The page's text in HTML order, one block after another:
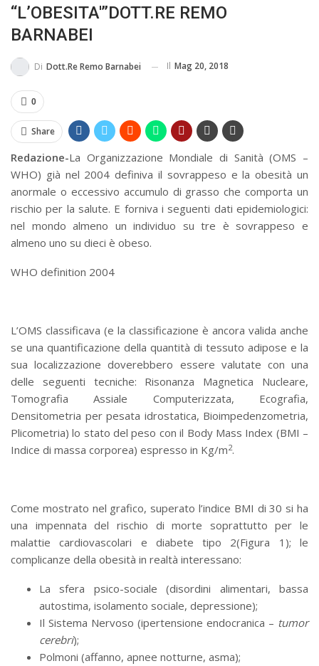
BUSSOLA PSICOLOGICA TRA PROTEZIONE E BUON SENSO
“L’OBESITA'”DOTT.RE REMO
BARNABEI
Di Dott.re Remo Barnabei Il Mag 20, 2018
0
Share
Redazione-La Organizzazione Mondiale di Sanità (OMS –
WHO) già nel 2004 definiva il sovrappeso e la obesità un
anormale o eccessivo accumulo di grasso che comporta un
rischio per la salute. E forniva i seguenti dati epidemiologici:
nel mondo almeno un individuo su tre è sovrappeso e
almeno uno su dieci è obeso.
WHO definition 2004
L’OMS classificava (e la classificazione è ancora valida anche
se una quantificazione della quantità di tessuto adipose e la
sua localizzazione doverebbero essere valutate con una
delle seguenti tecniche: Risonanza Magnetica Nucleare,
Tomografia Assiale Computerizzata, Ecografia,
Densitometria per pesata idrostatica, Bioimpedenzometria,
Plicometria) lo stato del peso con il Body Mass Index (BMI –
Indice di massa corporea) espresso in Kg/m2.
Come mostrato nel grafico, superato l’indice BMI di 30 si ha
una impennata del rischio di morte soprattutto per le
malattie cardiovascolari e diabete tipo 2(Figura 1); le
complicanze della obesità in realtà interessano:
La sfera psico-sociale (disordini alimentari, bassa
autostima, isolamento sociale, depressione);
Il Sistema Nervoso (ipertensione endocranica – tumor
cerebri);
Polmoni (affanno, apnee notturne, asma);